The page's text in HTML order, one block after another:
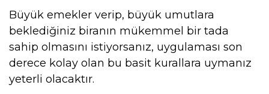
Büyük emekler verip, büyük umutlara
beklediğiniz biranın mükemmel bir tada
sahip olmasını istiyorsanız, uygulaması son
derece kolay olan bu basit kurallara uymanız
yeterli olacaktır.